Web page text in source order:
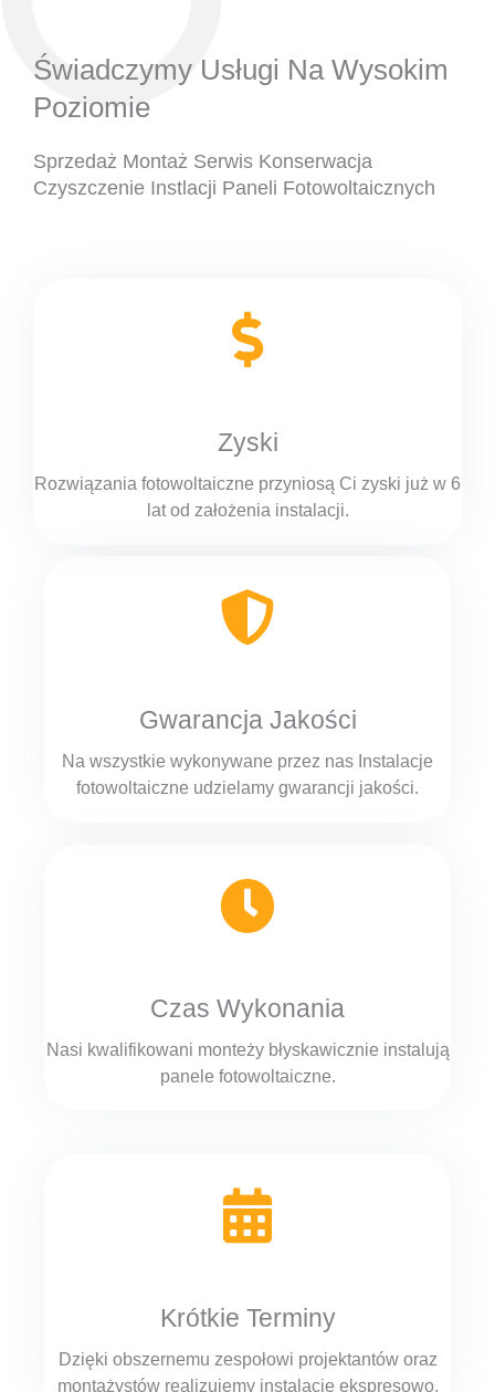
Świadczymy Usługi Na Wysokim
Poziomie
Sprzedaż Montaż Serwis Konserwacja
Czyszczenie Instlacji Paneli Fotowoltaicznych
Zyski
Rozwiązania fotowoltaiczne przyniosą Ci zyski już w 6
lat od założenia instalacji.
Gwarancja Jakości
Na wszystkie wykonywane przez nas Instalacje
fotowoltaiczne udzielamy gwarancji jakości.
Czas Wykonania
Nasi kwalifikowani monteży błyskawicznie instalują
panele fotowoltaiczne.
Krótkie Terminy
Dzięki obszernemu zespołowi projektantów oraz
montażystów realizujemy instalacje ekspresowo.